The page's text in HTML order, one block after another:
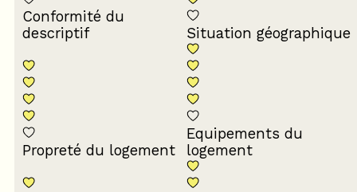
Conformité du
descriptif
Situation géographique
Propreté du logement
Equipements du
logement